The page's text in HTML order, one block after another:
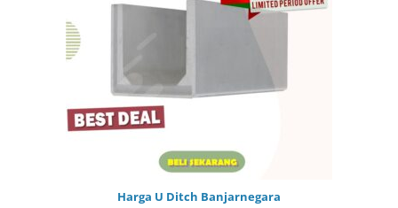
Harga U Ditch Banjarnegara